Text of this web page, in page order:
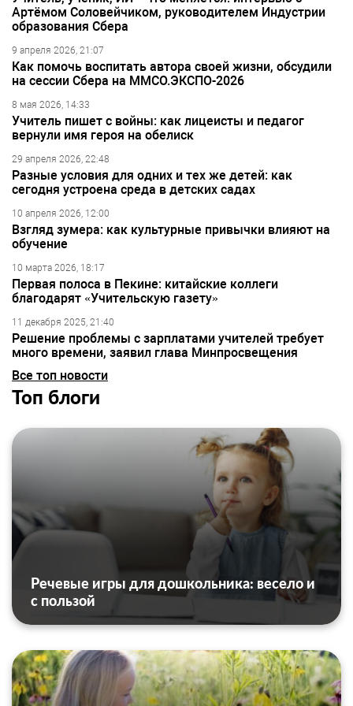
Артёмом Соловейчиком, руководителем Индустрии
образования Сбера
9 апреля 2026, 21:07
Как помочь воспитать автора своей жизни, обсудили
на сессии Сбера на ММСО.ЭКСПО-2026
8 мая 2026, 14:33
Учитель пишет с войны: как лицеисты и педагог
вернули имя героя на обелиск
29 апреля 2026, 22:48
Разные условия для одних и тех же детей: как
сегодня устроена среда в детских садах
10 апреля 2026, 12:00
Взгляд зумера: как культурные привычки влияют на
обучение
10 марта 2026, 18:17
Первая полоса в Пекине: китайские коллеги
благодарят «Учительскую газету»
11 декабря 2025, 21:40
Решение проблемы с зарплатами учителей требует
много времени, заявил глава Минпросвещения
Все топ новости
Топ блоги
Речевые игры для дошкольника: весело и
с пользой